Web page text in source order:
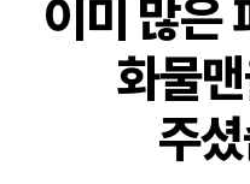
이미 많은
화물
주